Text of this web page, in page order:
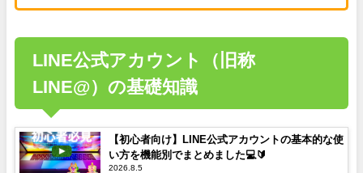
LINE公式アカウント（旧称
LINE@）の基礎知識
【初心者向け】LINE公式アカウントの基本的な使
い方を機能別でまとめました💻🔰
2026.8.5